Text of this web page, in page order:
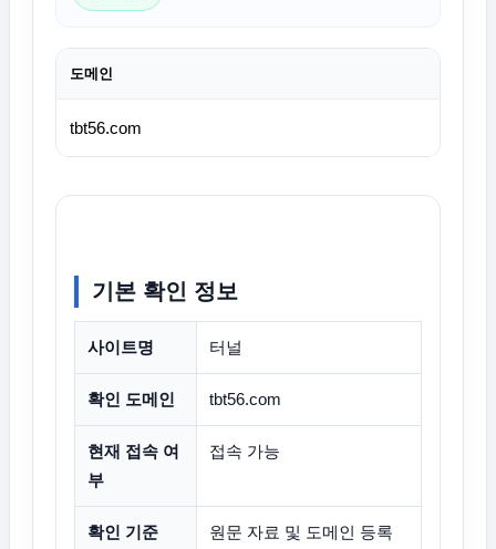
도메인
tbt56.com
기본 확인 정보
사이트명 터널
확인 도메인 tbt56.com
현재 접속 여
부
접속 가능
확인 기준
원문 자료 및 도메인 등록